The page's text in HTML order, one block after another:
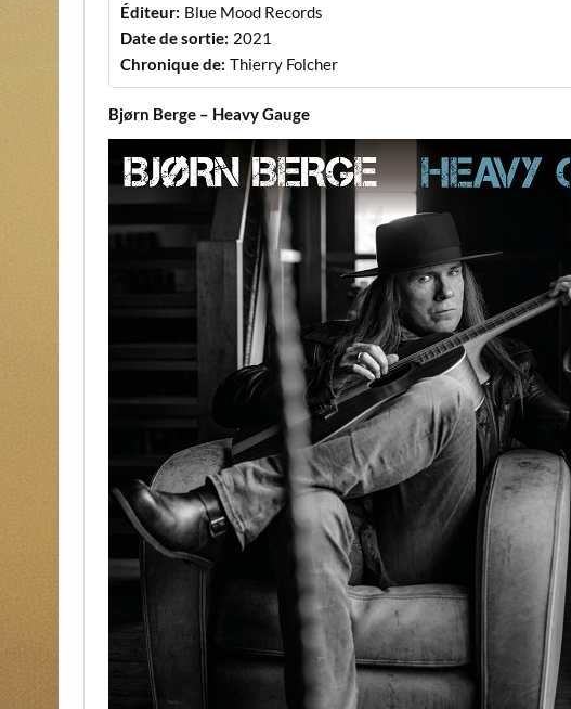
Éditeur: Blue Mood Records
Date de sortie: 2021
Chronique de: Thierry Folcher
Bjørn Berge – Heavy Gauge